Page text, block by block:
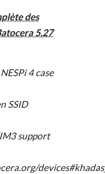
des
5.27
4 case
SSID
support